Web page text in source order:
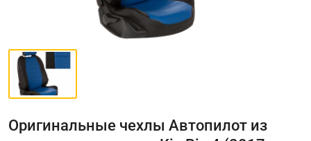
Оригинальные чехлы Автопилот из